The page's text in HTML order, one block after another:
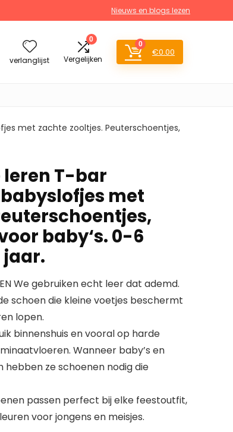
Nieuws en blogs lezen
verlanglijst
0
Vergelijken
0
€0.00
met zachte zooltjes. Peuterschoentjes,
leren T-bar
met
baby‘s. 0-6
We gebruiken echt leer dat ademd.
schoen die kleine voetjes beschermt
lopen.
binnenshuis en vooral op harde
Wanneer baby’s en
hebben ze schoenen nodig die
passen perfect bij elke feestoutfit,
voor jongens en meisjes.